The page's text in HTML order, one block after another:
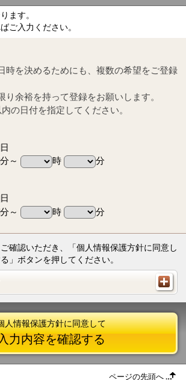
0314
ます。
ご入力ください。
時を決めるためにも、複数の希望をご登録
余裕を持って登録をお願いします。
の日付を指定してください。
日
分～ 時
分
日
分～ 時 分
確認いただき、「個人情報保護方針に同意し
」ボタンを押してください。
人情報保護方針に同意して
入力内容を確認する
ページの先頭へ